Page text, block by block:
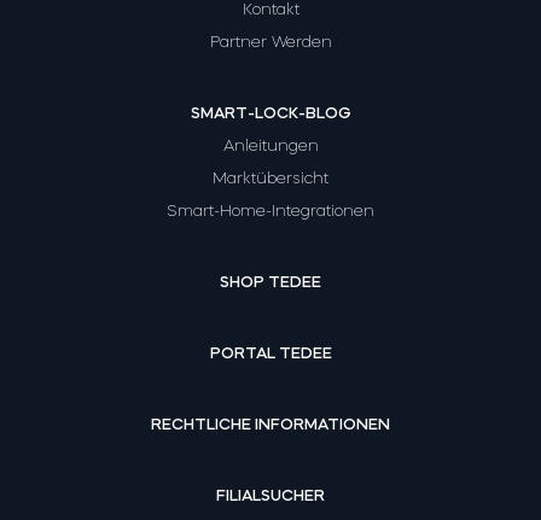
Kontakt
Partner Werden
SMART-LOCK-BLOG
Anleitungen
Marktübersicht
Smart-Home-Integrationen
SHOP TEDEE
PORTAL TEDEE
RECHTLICHE INFORMATIONEN
FILIALSUCHER